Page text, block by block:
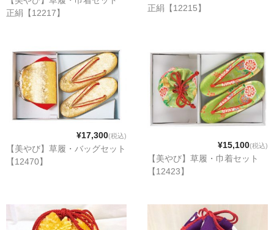
正絹【12217】
正絹【12215】
¥17,300(税込)
【美やび】草履・バッグセット
【12470】
¥15,100(税込)
【美やび】草履・巾着セット
【12423】